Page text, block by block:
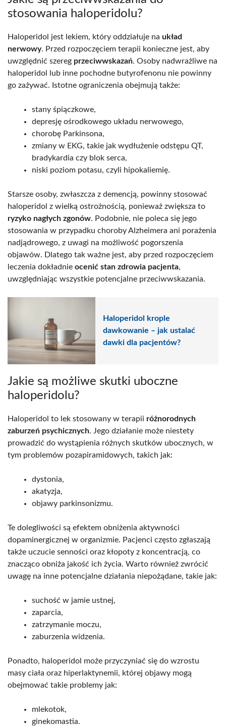
stosowania haloperidolu?
Haloperidol jest lekiem, który oddziałuje na układ
nerwowy. Przed rozpoczęciem terapii konieczne jest, aby
uwzględnić szereg przeciwwskazań. Osoby nadwrażliwe na
haloperidol lub inne pochodne butyrofenonu nie powinny
go zażywać. Istotne ograniczenia obejmują także:
stany śpiączkowe,
depresję ośrodkowego układu nerwowego,
chorobę Parkinsona,
zmiany w EKG, takie jak wydłużenie odstępu QT,
bradykardia czy blok serca,
niski poziom potasu, czyli hipokaliemię.
Starsze osoby, zwłaszcza z demencją, powinny stosować
haloperidol z wielką ostrożnością, ponieważ zwiększa to
ryzyko nagłych zgonów. Podobnie, nie poleca się jego
stosowania w przypadku choroby Alzheimera ani porażenia
nadjądrowego, z uwagi na możliwość pogorszenia
objawów. Dlatego tak ważne jest, aby przed rozpoczęciem
leczenia dokładnie ocenić stan zdrowia pacjenta,
uwzględniając wszystkie potencjalne przeciwwskazania.
Haloperidol krople
dawkowanie – jak ustalać
dawki dla pacjentów?
Jakie są możliwe skutki uboczne
haloperidolu?
Haloperidol to lek stosowany w terapii różnorodnych
zaburzeń psychicznych. Jego działanie może niestety
prowadzić do wystąpienia różnych skutków ubocznych, w
tym problemów pozapiramidowych, takich jak:
dystonia,
akatyzja,
objawy parkinsonizmu.
Te dolegliwości są efektem obniżenia aktywności
dopaminergicznej w organizmie. Pacjenci często zgłaszają
także uczucie senności oraz kłopoty z koncentracją, co
znacząco obniża jakość ich życia. Warto również zwrócić
uwagę na inne potencjalne działania niepożądane, takie jak:
suchość w jamie ustnej,
zaparcia,
zatrzymanie moczu,
zaburzenia widzenia.
Ponadto, haloperidol może przyczyniać się do wzrostu
masy ciała oraz hiperlaktynemii, której objawy mogą
obejmować takie problemy jak:
mlekotok,
ginekomastia.